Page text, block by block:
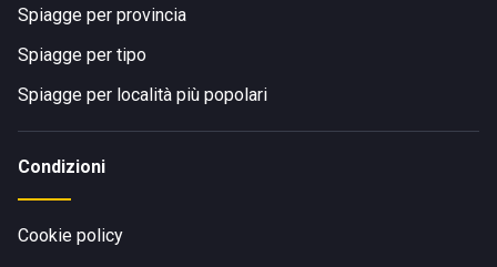
Spiagge per provincia
Spiagge per tipo
Spiagge per località più popolari
Condizioni
Cookie policy